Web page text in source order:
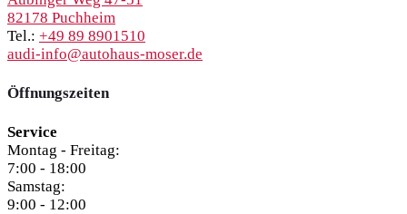
82178 Puchheim
Tel.: +49 89 8901510
audi-info@autohaus-moser.de
Öffnungszeiten
Service
Montag - Freitag:
7:00 - 18:00
Samstag:
9:00 - 12:00